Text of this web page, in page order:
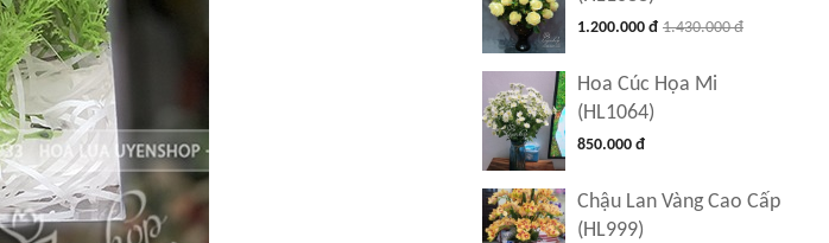
1.200.000 đ 1.430.000 đ
Hoa Cúc Họa Mi
(HL1064)
850.000 đ
Chậu Lan Vàng Cao Cấp
(HL999)